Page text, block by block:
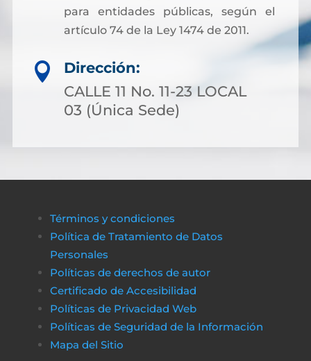
para entidades públicas, según el
artículo 74 de la Ley 1474 de 2011.

Dirección:
CALLE 11 No. 11-23 LOCAL
03 (Única Sede)
Términos y condiciones
Política de Tratamiento de Datos
Personales
Políticas de derechos de autor
Certificado de Accesibilidad
Políticas de Privacidad Web
Políticas de Seguridad de la Información
Mapa del Sitio